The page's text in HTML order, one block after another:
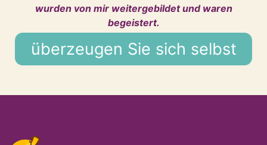
wurden von mir weitergebildet und waren
begeistert.
überzeugen Sie sich selbst